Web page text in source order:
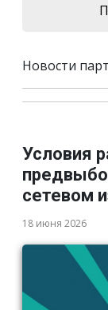
Новости
Условия
сетевом
18 июня 2026